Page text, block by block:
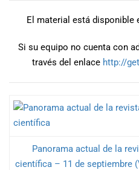
El material está disponible
Si su equipo no cuenta con
través del enlace http://
Panorama actual de la
científica – 11 de septiembre